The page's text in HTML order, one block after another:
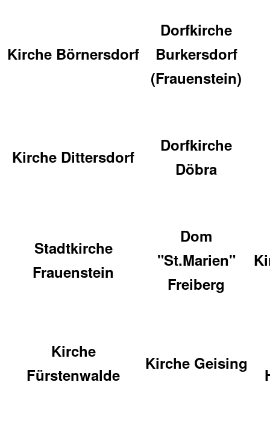
Kirche Börnersdorf
Dorfkirche
Burkersdorf
(Frauenstein)
Kirche Dittersdorf
Dorfkirche
Döbra
Stadtkirche
Frauenstein
Dom
"St.Marien"
Freiberg
Kirche
Fürstenwalde
Kirche Geising